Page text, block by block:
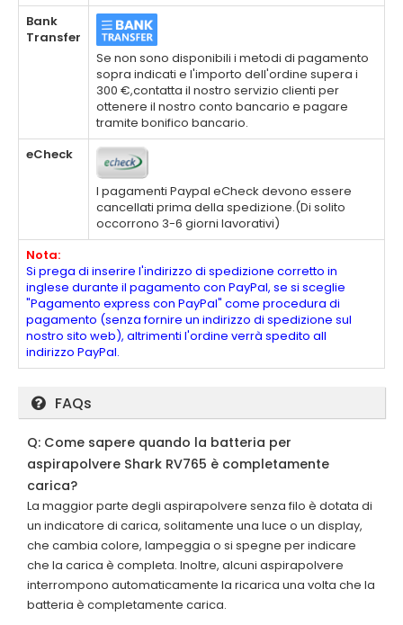
Bank
Transfer
Se non sono disponibili i metodi di pagamento
sopra indicati e l'importo dell'ordine supera i
300 €,contatta il nostro servizio clienti per
ottenere il nostro conto bancario e pagare
tramite bonifico bancario.
eCheck
I pagamenti Paypal eCheck devono essere
cancellati prima della spedizione.(Di solito
occorrono 3-6 giorni lavorativi)
Nota:
Si prega di inserire l'indirizzo di spedizione corretto in
inglese durante il pagamento con PayPal, se si sceglie
"Pagamento express con PayPal" come procedura di
pagamento (senza fornire un indirizzo di spedizione sul
nostro sito web), altrimenti l'ordine verrà spedito all
indirizzo PayPal.
FAQs
Q: Come sapere quando la batteria per
aspirapolvere Shark RV765 è completamente
carica?
La maggior parte degli aspirapolvere senza filo è dotata di
un indicatore di carica, solitamente una luce o un display,
che cambia colore, lampeggia o si spegne per indicare
che la carica è completa. Inoltre, alcuni aspirapolvere
interrompono automaticamente la ricarica una volta che la
batteria è completamente carica.